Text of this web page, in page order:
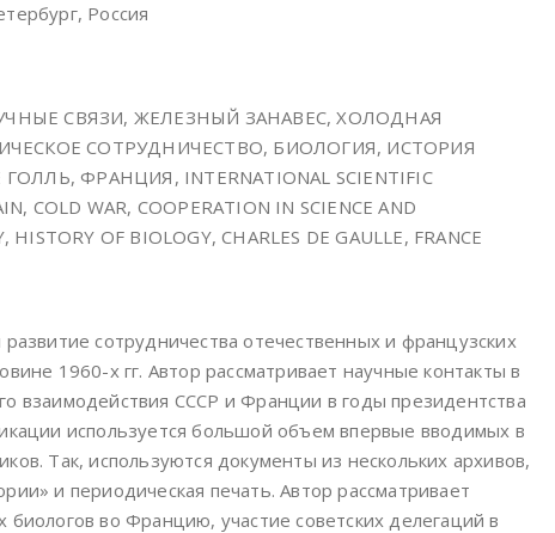
Россия
СВЯЗИ, ЖЕЛЕЗНЫЙ ЗАНАВЕС, ХОЛОДНАЯ
СОТРУДНИЧЕСТВО, БИОЛОГИЯ, ИСТОРИЯ
ФРАНЦИЯ, INTERNATIONAL SCIENTIFIC
COLD WAR, COOPERATION IN SCIENCE AND
HISTORY OF BIOLOGY, CHARLES DE GAULLE, FRANCE
развитие сотрудничества отечественных и французских
1960-х гг. Автор рассматривает научные контакты в
взаимодействия СССР и Франции в годы президентства
используется большой объем впервые вводимых в
Так, используются документы из нескольких архивов,
и периодическая печать. Автор рассматривает
биологов во Францию, участие советских делегаций в